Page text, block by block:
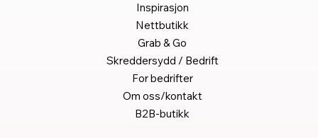
Inspirasjon
Nettbutikk
Grab & Go
Skreddersydd / Bedrift
For bedrifter
Om oss/kontakt
B2B-butikk